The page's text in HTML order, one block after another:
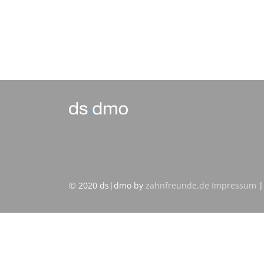
© 2020 ds|dmo by zahnfreunde.de Impressum |